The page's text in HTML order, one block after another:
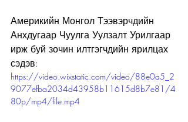
Америкийн Монгол Тээвэрчдийн
Анхдугаар Чуулга Уулзалт Урилгаар
ирж буй зочин илтгэгчдийн ярилцах
сэдэв:
https://video.wixstatic.com/video/88e0a5_2
9077efba2034d43958b11615d8b7e81/4
80p/mp4/file.mp4